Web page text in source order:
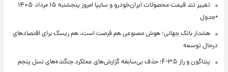
تغییر تند قیمت محصولات ایران‌خودرو و سایپا امروز پنجشنبه ۱۵ مرداد ۱۴۰۵
+جدول
هشدار بانک جهانی؛ هوش مصنوعی هم فرصت است، هم ریسک برای اقتصادهای
درحال توسعه
پنتاگون و راز F-۳۵؛ حذف بی‌سابقه گزارش‌های عملکرد جنگنده‌های نسل پنجم